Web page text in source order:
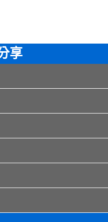
享